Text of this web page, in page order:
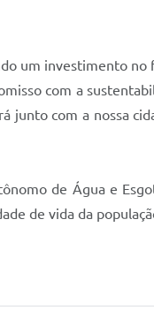
um investimento no
com a
junto com a nossa
de Água e
de vida da